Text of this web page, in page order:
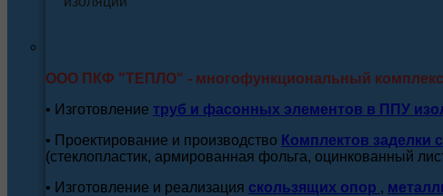
ООО ПКФ "ТЕПЛО" - многофункциональный комплекс
• Изготовление труб и фасонных элементов в ППУ
• Проектирование и производство Комплектов заделки
(стеклопластик, армированная фольга, оцинкованный
• Изготовление и реализация скользящих опор ,